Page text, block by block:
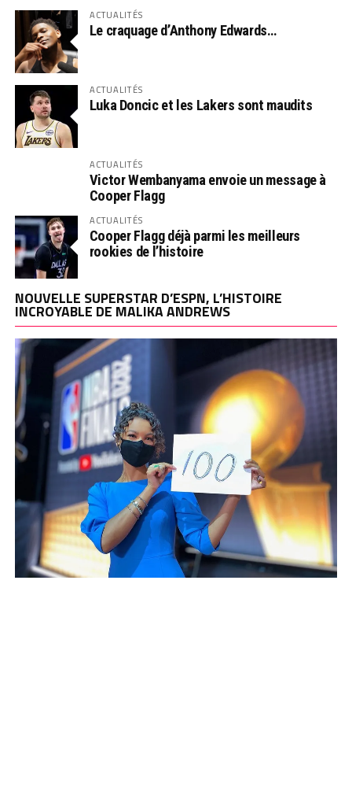
ACTUALITÉS
Le craquage d’Anthony Edwards…
ACTUALITÉS
Luka Doncic et les Lakers sont maudits
ACTUALITÉS
Victor Wembanyama envoie un message à
Cooper Flagg
ACTUALITÉS
Cooper Flagg déjà parmi les meilleurs
rookies de l’histoire
NOUVELLE SUPERSTAR D’ESPN, L’HISTOIRE
INCROYABLE DE MALIKA ANDREWS